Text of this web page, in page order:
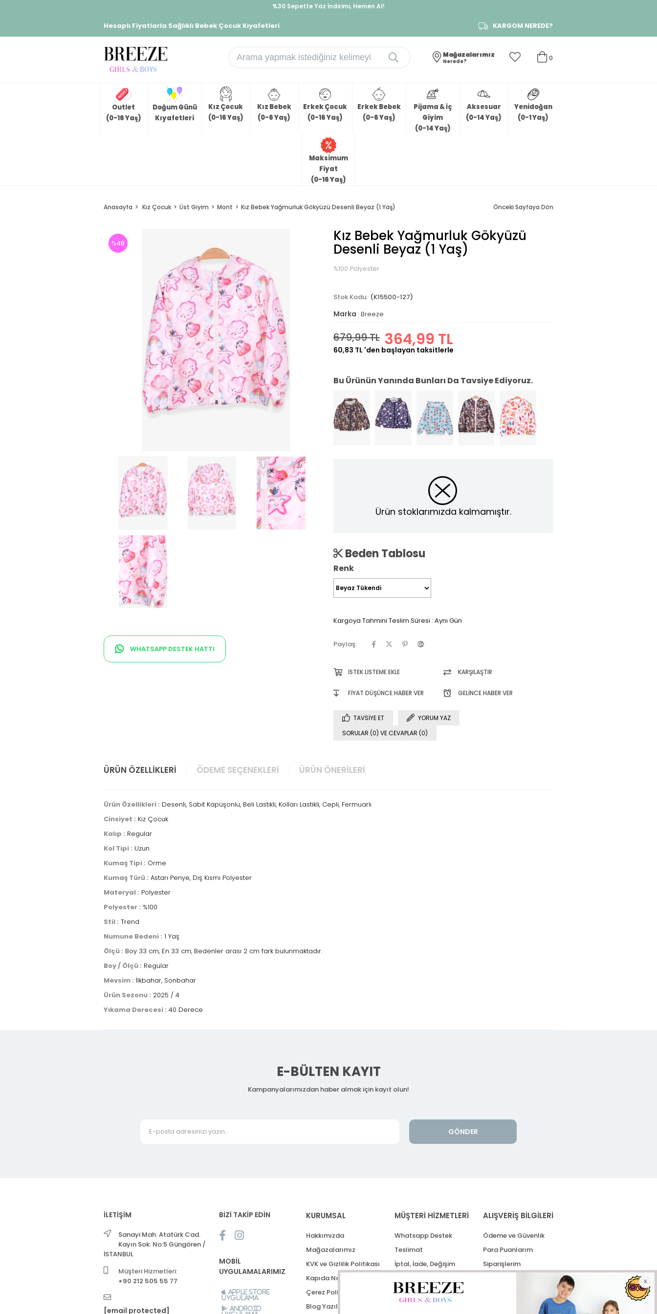
%30 Sepette Yaz İndirimi, Hemen Al!
Hesaplı Fiyatlarla Sağlıklı Bebek Çocuk Kıyafetleri KARGOM NEREDE?
0
Mağazalarımız
Nerede?
Outlet
(0-16 Yaş)
Doğum Günü
Kıyafetleri
Kız Çocuk
(0-16 Yaş)
Kız Bebek
(0-6 Yaş)
Erkek Çocuk
(0-16 Yaş)
Erkek Bebek
(0-6 Yaş)
Pijama & İç
Giyim
(0-14 Yaş)
Aksesuar
(0-14 Yaş)
Yenidoğan
(0-1 Yaş)
Maksimum
Fiyat
(0-16 Yaş)
Anasayfa Kız Çocuk Üst Giyim Mont Kız Bebek Yağmurluk Gökyüzü Desenli Beyaz (1 Yaş) Önceki Sayfaya Dön
%46
WHATSAPP DESTEK HATTI
Kız Bebek Yağmurluk Gökyüzü
Desenli Beyaz (1 Yaş)
%100 Polyester
(K15500-127)
Marka : Breeze
679,99 TL 364,99 TL
60,83 TL 'den başlayan taksitlerle
Bu Ürünün Yanında Bunları Da Tavsiye Ediyoruz.
Ürün stoklarımızda kalmamıştır.
Beden Tablosu
Renk
Kargoya Tahmini Teslim Süresi : Aynı Gün
Paylaş:
İSTEK LISTEME EKLE KARŞILAŞTIR
FIYAT DÜŞÜNCE HABER VER GELINCE HABER VER
TAVSIYE ET
YORUM YAZ
SORULAR (0) VE CEVAPLAR (0)
ÜRÜN ÖZELLIKLERI ÖDEME SEÇENEKLERI ÜRÜN ÖNERILERI
Ürün Özellikleri : Desenli, Sabit Kapüşonlu, Beli Lastikli, Kolları Lastikli, Cepli, Fermuarlı
Cinsiyet : Kız Çocuk
Kalıp : Regular
Kol Tipi : Uzun
Kumaş Tipi : Örme
Kumaş Türü : Astarı Penye, Dış Kısmı Polyester
Materyal : Polyester
Polyester : %100
Stil : Trend
Numune Bedeni : 1 Yaş
Ölçü : Boy 33 cm, En 33 cm, Bedenler arası 2 cm fark bulunmaktadır.
Boy / Ölçü : Regular
Mevsim : İlkbahar, Sonbahar
Ürün Sezonu : 2025 / 4
Yıkama Derecesi : 40 Derece
E-BÜLTEN KAYIT
Kampanyalarımızdan haber almak için kayıt olun!
GÖNDER
İLETİŞİM
Sanayi Mah. Atatürk Cad.
Kayın Sok. No:5 Güngören /
İSTANBUL
Müşteri Hizmetleri:
+90 212 505 55 77
[email protected]
BİZİ TAKİP EDİN
MOBİL
UYGULAMALARIMIZ
Apple Store
Uygulama
Android
KURUMSAL
Hakkımızda
Mağazalarımız
KVK ve Gizlilik Politikası
Kapıda Nakit Ödeme
Çerez Politikası
Blog Yazıları
MÜŞTERİ HİZMETLERİ
Whatsapp Destek
Teslimat
İptal, İade, Değişim
ALIŞVERİŞ BİLGİLERİ
Ödeme ve Güvenlik
Para Puanlarım
Siparişlerim